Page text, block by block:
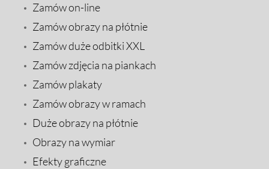
Zamów on-line
Zamów obrazy na płótnie
Zamów duże odbitki XXL
Zamów zdjęcia na piankach
Zamów plakaty
Zamów obrazy w ramach
Duże obrazy na płótnie
Obrazy na wymiar
Efekty graficzne